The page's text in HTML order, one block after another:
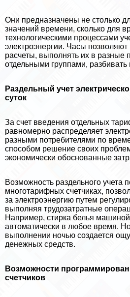
Они предназначены не столько
значений времени, сколько для
технологическими процессами
электроэнергии. Часы позволяют
расчеты, выполнять их в разные
отдельными группами,
Раздельный учет
суток
За счет введения отдельных
равномерно распределяет
разными потребителями по
способом решение своих
экономически обоснованные
Возможность раздельного учета
многотарифных счетчиках,
за электроэнергию путем
выполняя трудозатратные
Например, стирка белья
автоматически в любое время.
выполнении ночью создается
денежных средств.
Возможности
счетчиков